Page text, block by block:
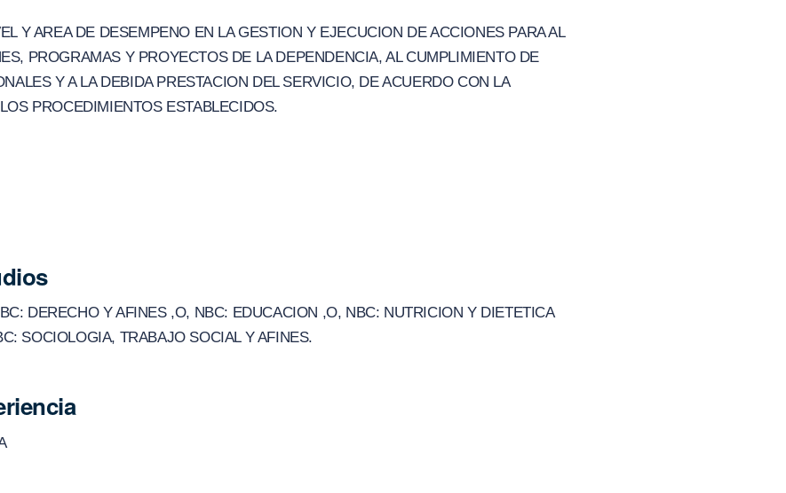
Y AREA DE DESEMPENO EN LA GESTION Y EJECUCION DE ACCIONES PARA AL
PROGRAMAS Y PROYECTOS DE LA DEPENDENCIA, AL CUMPLIMIENTO DE
Y A LA DEBIDA PRESTACION DEL SERVICIO, DE ACUERDO CON LA
PROCEDIMIENTOS ESTABLECIDOS.
DERECHO Y AFINES ,O, NBC: EDUCACION ,O, NBC: NUTRICION Y DIETETICA
SOCIOLOGIA, TRABAJO SOCIAL Y AFINES.